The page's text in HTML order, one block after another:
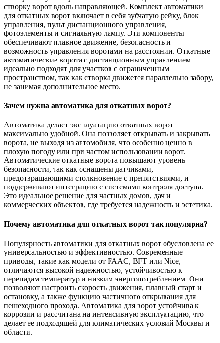
створку ворот вдоль направляющей. Комплект автоматики
для откатных ворот включает в себя зубчатую рейку, блок
управления, пульт дистанционного управления,
фотоэлементы и сигнальную лампу. Эти компоненты
обеспечивают плавное движение, безопасность и
возможность управления воротами на расстоянии. Откатные
автоматические ворота с дистанционным управлением
идеально подходят для участков с ограниченным
пространством, так как створка движется параллельно забору,
не занимая дополнительное место.
Зачем нужна автоматика для откатных ворот?
Автоматика делает эксплуатацию откатных ворот
максимально удобной. Она позволяет открывать и закрывать
ворота, не выходя из автомобиля, что особенно ценно в
плохую погоду или при частом использовании ворот.
Автоматические откатные ворота повышают уровень
безопасности, так как оснащены датчиками,
предотвращающими столкновение с препятствиями, и
поддерживают интеграцию с системами контроля доступа.
Это идеальное решение для частных домов, дач и
коммерческих объектов, где требуется надежность и эстетика.
Почему автоматика для откатных ворот так популярна?
Популярность автоматики для откатных ворот обусловлена ее
универсальностью и эффективностью. Современные
приводы, такие как модели от FAAC, BFT или Nice,
отличаются высокой надежностью, устойчивостью к
перепадам температур и низким энергопотреблением. Они
позволяют настроить скорость движения, плавный старт и
остановку, а также функцию частичного открывания для
пешеходного прохода. Автоматика для ворот устойчива к
коррозии и рассчитана на интенсивную эксплуатацию, что
делает ее подходящей для климатических условий Москвы и
области.